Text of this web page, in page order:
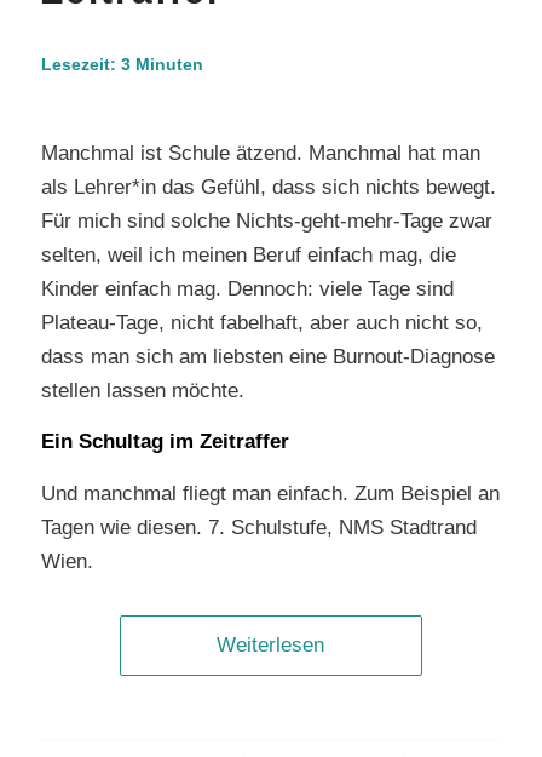
Lesezeit: 3 Minuten
Manchmal ist Schule ätzend. Manchmal hat man
als Lehrer*in das Gefühl, dass sich nichts bewegt.
Für mich sind solche Nichts-geht-mehr-Tage zwar
selten, weil ich meinen Beruf einfach mag, die
Kinder einfach mag. Dennoch: viele Tage sind
Plateau-Tage, nicht fabelhaft, aber auch nicht so,
dass man sich am liebsten eine Burnout-Diagnose
stellen lassen möchte.
Ein Schultag im Zeitraffer
Und manchmal fliegt man einfach. Zum Beispiel an
Tagen wie diesen. 7. Schulstufe, NMS Stadtrand
Wien.
Weiterlesen